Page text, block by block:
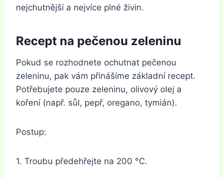
nejchutnější a nejvíce plné živin.
Recept na pečenou zeleninu
Pokud se rozhodnete ochutnat pečenou
zeleninu, pak vám přinášíme základní recept.
Potřebujete pouze zeleninu, olivový olej a
koření (např. sůl, pepř, oregano, tymián).
Postup:
1. Troubu předehřejte na 200 °C.